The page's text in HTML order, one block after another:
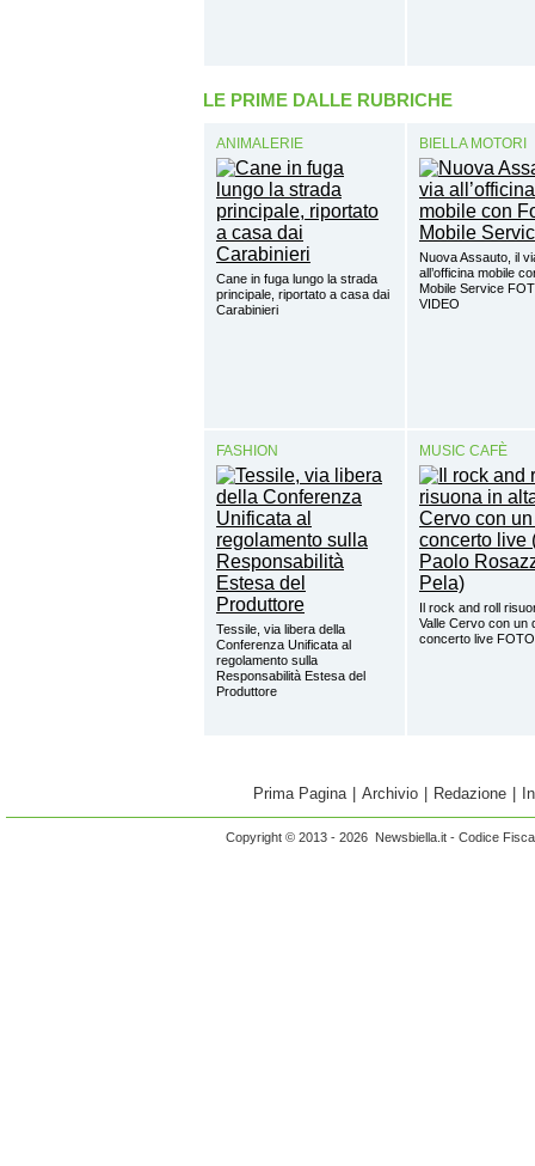
LE PRIME DALLE RUBRICHE
ANIMALERIE
Cane in fuga lungo la strada
principale, riportato a casa dai
Carabinieri
BIELLA MOTORI
Nuova Assauto, il
all’officina mobile
Mobile Service
VIDEO
FASHION
Tessile, via libera della
Conferenza Unificata al
regolamento sulla
Responsabilità Estesa del
Produttore
MUSIC CAFÈ
Il rock and roll
Valle Cervo con un
concerto live FOTO
Prima Pagina Archivio Redazione
Copyright © 2013 - 2026 Newsbiella.it - Codice